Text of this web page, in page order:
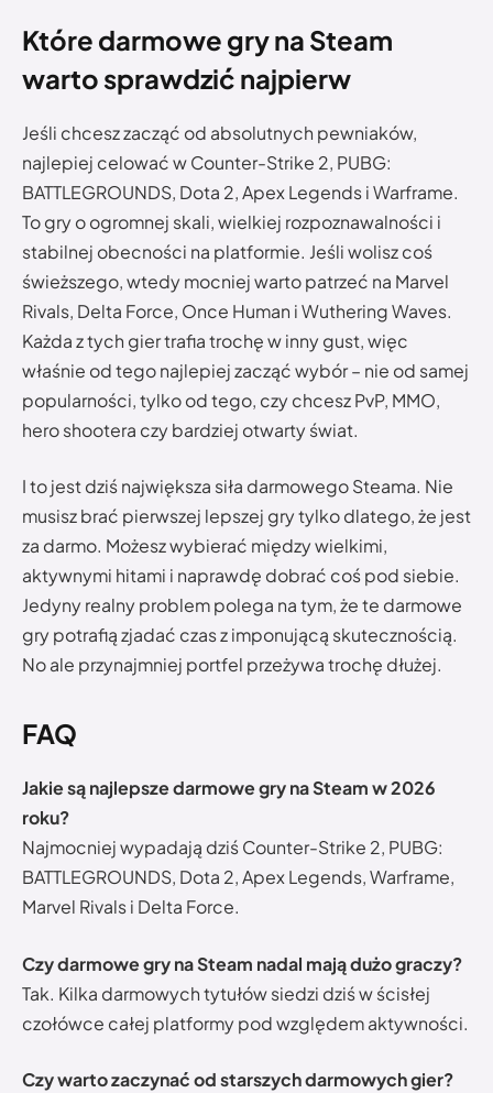
Które darmowe gry na Steam
warto sprawdzić najpierw
Jeśli chcesz zacząć od absolutnych pewniaków,
najlepiej celować w Counter-Strike 2, PUBG:
BATTLEGROUNDS, Dota 2, Apex Legends i Warframe.
To gry o ogromnej skali, wielkiej rozpoznawalności i
stabilnej obecności na platformie. Jeśli wolisz coś
świeższego, wtedy mocniej warto patrzeć na Marvel
Rivals, Delta Force, Once Human i Wuthering Waves.
Każda z tych gier trafia trochę w inny gust, więc
właśnie od tego najlepiej zacząć wybór – nie od samej
popularności, tylko od tego, czy chcesz PvP, MMO,
hero shootera czy bardziej otwarty świat.
I to jest dziś największa siła darmowego Steama. Nie
musisz brać pierwszej lepszej gry tylko dlatego, że jest
za darmo. Możesz wybierać między wielkimi,
aktywnymi hitami i naprawdę dobrać coś pod siebie.
Jedyny realny problem polega na tym, że te darmowe
gry potrafią zjadać czas z imponującą skutecznością.
No ale przynajmniej portfel przeżywa trochę dłużej.
FAQ
Jakie są najlepsze darmowe gry na Steam w 2026
roku?
Najmocniej wypadają dziś Counter-Strike 2, PUBG:
BATTLEGROUNDS, Dota 2, Apex Legends, Warframe,
Marvel Rivals i Delta Force.
Czy darmowe gry na Steam nadal mają dużo graczy?
Tak. Kilka darmowych tytułów siedzi dziś w ścisłej
czołówce całej platformy pod względem aktywności.
Czy warto zaczynać od starszych darmowych gier?